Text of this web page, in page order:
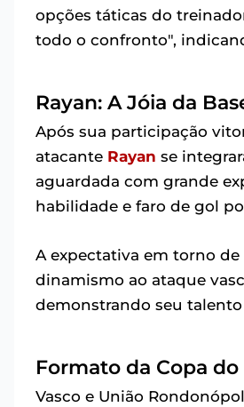
opções táticas do
todo o confronto",
Rayan: A Jóia da
Após sua participação
atacante Rayan se
aguardada com grande
habilidade e faro de gol
A expectativa em torno
dinamismo ao ataque
demonstrando seu
Formato da Copa
Vasco e União